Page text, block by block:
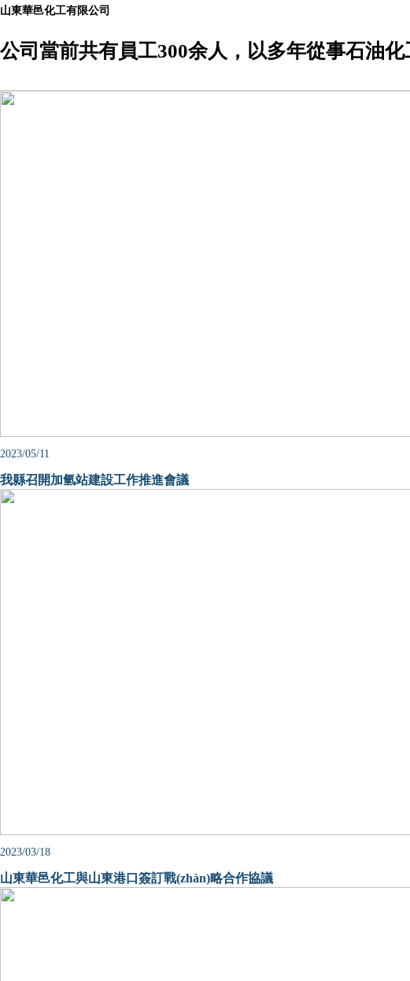
山東華邑化工有限公司
公司當前共有員工300余人，以多年從事石油
2023/05/11
我縣召開加氫站建設工作推進會議
2023/03/18
山東華邑化工與山東港口簽訂戰(zhàn)略合作協議